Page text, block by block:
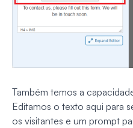
Também temos a
Editamos o texto aqui para
os visitantes e um prompt